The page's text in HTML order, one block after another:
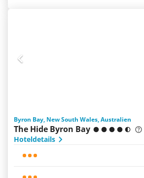
Byron Bay, New South Wales, Australien
The Hide Byron Bay
Hoteldetails